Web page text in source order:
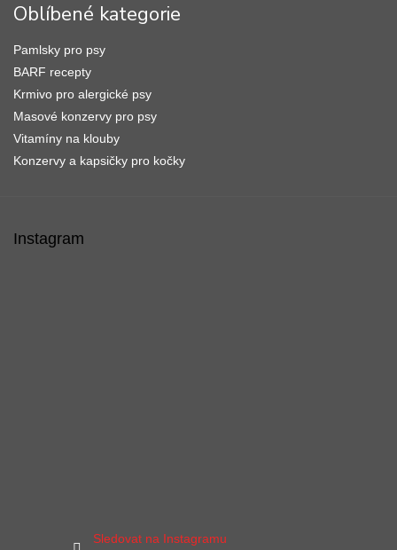
Oblíbené kategorie
Pamlsky pro psy
BARF recepty
Krmivo pro alergické psy
Masové konzervy pro psy
Vitamíny na klouby
Konzervy a kapsičky pro kočky
Instagram
Sledovat na Instagramu